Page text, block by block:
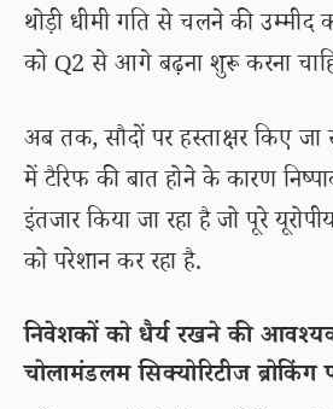
थोड़ी धीमी गति से चलने की उम्मीद
को Q2 से आगे बढ़ना शुरू करना
अब तक, सौदों पर हस्ताक्षर किए
में टैरिफ की बात होने के कारण
इंतजार किया जा रहा है जो पूरे
को परेशान कर रहा है.
निवेशकों को धैर्य रखने की
चोलामंडलम सिक्योरिटीज ब्रोकिंग